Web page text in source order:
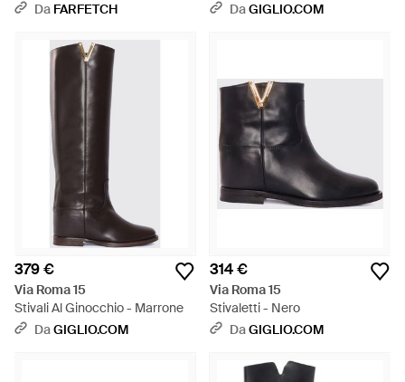
Da FARFETCH DaGIGLIO.COM
379 €
Via Roma 15
Stivali Al Ginocchio - Marrone
DaGIGLIO.COM
314 €
Via Roma 15
Stivaletti - Nero
DaGIGLIO.COM